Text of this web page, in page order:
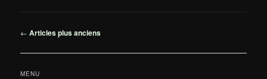
Navigation
articles
← Articles plus anciens
MENU